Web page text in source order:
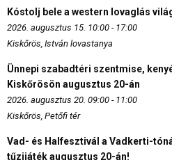
Kóstolj bele a western lovaglás
2026. augusztus 15. 10:00 - 17:00
Kiskőrös, István lovastanya
Ünnepi szabadtéri szentmise,
Kiskőrösön augusztus 20-án
2026. augusztus 20. 09:00 - 11:00
Kiskőrös, Petőfi tér
Vad- és Halfesztivál a Vadkerti-
tűzijáték augusztus 20-án!